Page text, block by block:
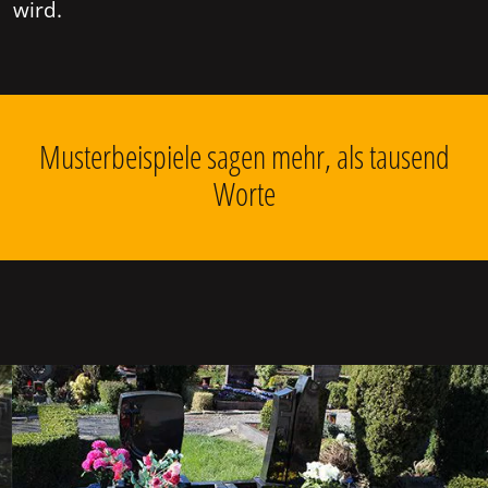
wird.
Musterbeispiele sagen mehr, als tausend
Worte